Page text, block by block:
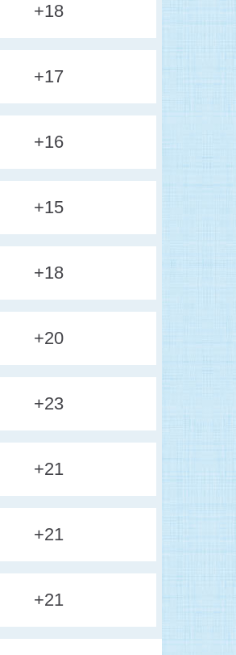
+18
+17
+16
+15
+18
+20
+23
+21
+21
+21